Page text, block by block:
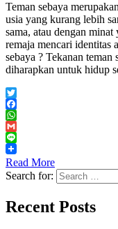
Teman sebaya
usia yang kurang lebih
sama, atau dengan minat
remaja mencari identitas
sebaya ? Tekanan teman
diharapkan untuk hidup
Twitter
Facebook
WhatsApp
Gmail
Line
Read More
Search for:
Recent Posts